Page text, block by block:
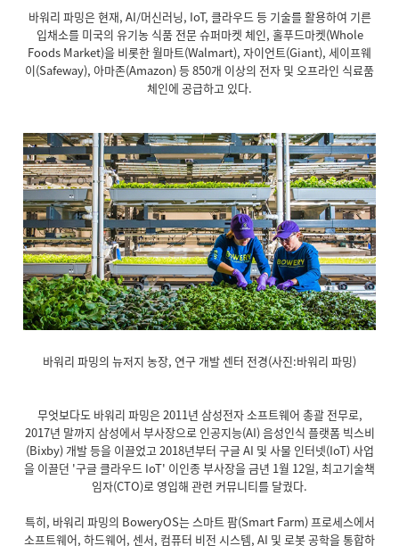
바워리 파밍은 현재, AI/머신러닝, IoT, 클라우드 등 기술를 활용하여 기른
입채소를 미국의 유기농 식품 전문 슈퍼마켓 체인, 홀푸드마켓(Whole
Foods Market)을 비롯한 월마트(Walmart), 자이언트(Giant), 세이프웨
이(Safeway), 아마존(Amazon) 등 850개 이상의 전자 및 오프라인 식료품
체인에 공급하고 있다.
바워리 파밍의 뉴저지 농장, 연구 개발 센터 전경(사진:바워리 파밍)
무엇보다도 바워리 파밍은 2011년 삼성전자 소프트웨어 총괄 전무로,
2017년 말까지 삼성에서 부사장으로 인공지능(AI) 음성인식 플랫폼 빅스비
(Bixby) 개발 등을 이끌었고 2018년부터 구글 AI 및 사물 인터넷(IoT) 사업
을 이끌던 '구글 클라우드 IoT' 이인종 부사장을 금년 1월 12일, 최고기술책
임자(CTO)로 영입해 관련 커뮤니티를 달궜다.
특히, 바워리 파밍의 BoweryOS는 스마트 팜(Smart Farm) 프로세스에서
소프트웨어, 하드웨어, 센서, 컴퓨터 비전 시스템, AI 및 로봇 공학을 통합하